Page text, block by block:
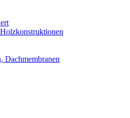
Dachmembranen